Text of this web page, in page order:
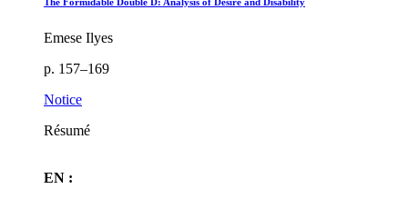
Emese Ilyes
p. 157–169
Notice
Résumé
EN :